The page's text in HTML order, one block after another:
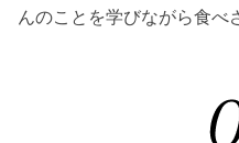
んのことを学びながら食べ